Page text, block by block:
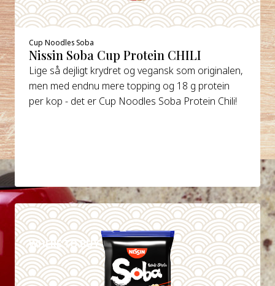
Cup Noodles Soba
Nissin Soba Cup Protein CHILI
Lige så dejligt krydret og vegansk som originalen,
men med endnu mere topping og 18 g protein
per kop - det er Cup Noodles Soba Protein Chili!
WHERE TO BUY
DETAILS